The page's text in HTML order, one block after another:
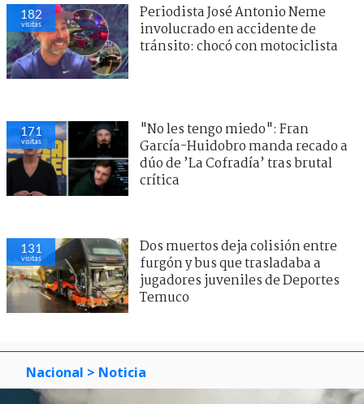
182
visitas
Periodista José Antonio Neme
involucrado en accidente de
tránsito: chocó con motociclista
171
visitas
"No les tengo miedo": Fran
García-Huidobro manda recado a
dúo de ’La Cofradía’ tras brutal
crítica
131
visitas
Dos muertos deja colisión entre
furgón y bus que trasladaba a
jugadores juveniles de Deportes
Temuco
Nacional > Noticia